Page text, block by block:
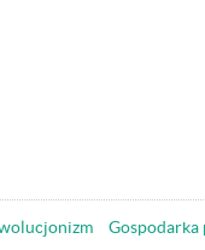
Gospodarka